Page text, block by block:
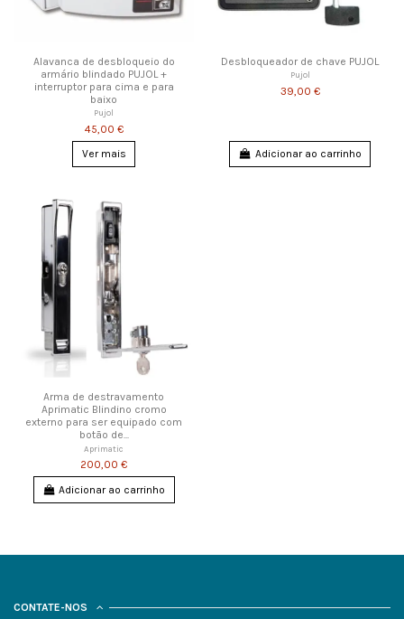
Alavanca de desbloqueio do
armário blindado PUJOL +
interruptor para cima e para
baixo
Pujol
45,00 €
Ver mais
Desbloqueador de chave PUJOL
Pujol
39,00 €
Adicionar ao carrinho
Arma de destravamento
Aprimatic Blindino cromo
externo para ser equipado com
botão de...
Aprimatic
200,00 €
Adicionar ao carrinho
CONTATE-NOS